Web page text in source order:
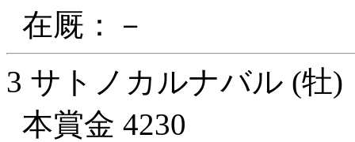
在厩：－
3 サトノカルナバル (牡)
本賞金 4230